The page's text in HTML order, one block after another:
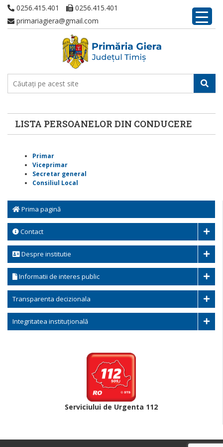
0256.415.401
0256.415.401
primariagiera@gmail.com
LISTA PERSOANELOR DIN CONDUCERE
Prima pagină
Contact
Despre institutie
Informatii de interes public
Transparenta decizionala
Integritatea instituțională
Serviciului de Urgenta 112
Primar
Viceprimar
Secretar general
Consiliul Local